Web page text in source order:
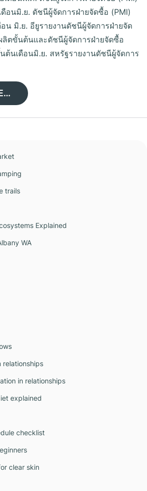
อนมิ.ย. ดัชนีผู้จัดการฝ่ายจัดซื้อ (PMI)
น มิ.ย. อียูรายงานดัชนีผู้จัดการฝ่ายจัด
ลิตขั้นต้นและดัชนีผู้จัดการฝ่ายจัดซื้อ
ต้นเดือนมิ.ย. สหรัฐรายงานดัชนีผู้จัดการ
trails
Explained
WA
relationships
in relationships
explained
checklist
clear skin